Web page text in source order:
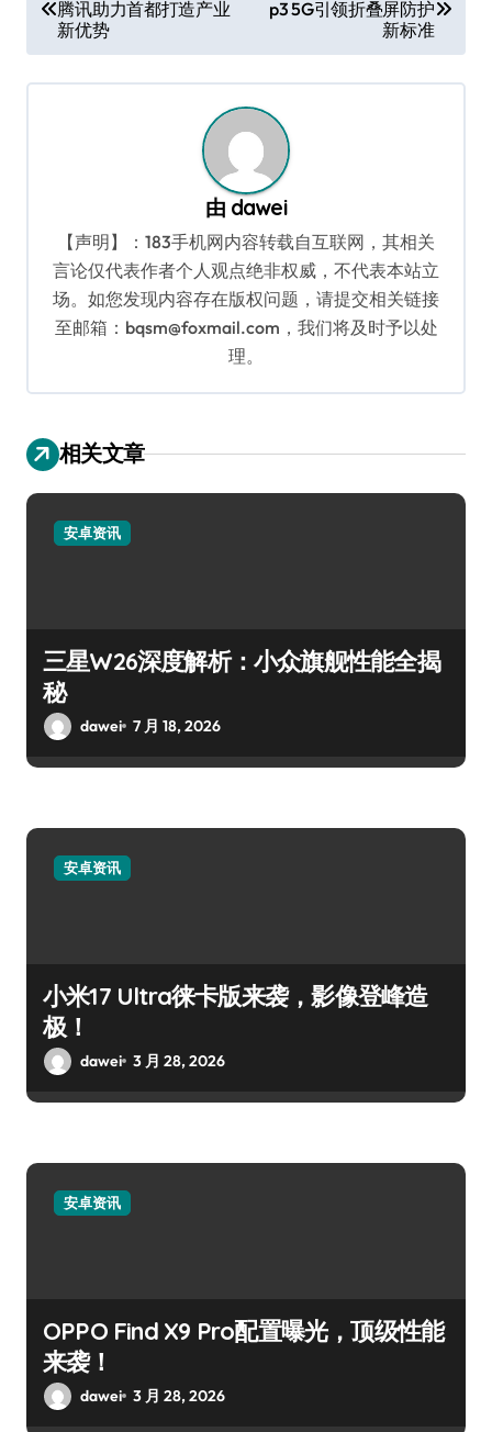
章
导
航
腾讯助力首都打造产业
新优势
p3 5G引领折叠屏防护
新标准
由 dawei
【声明】：183手机网内容转载自互联网，其相关
言论仅代表作者个人观点绝非权威，不代表本站立
场。如您发现内容存在版权问题，请提交相关链接
至邮箱：bqsm@foxmail.com，我们将及时予以处
理。
相关文章
安卓资讯
三星W26深度解析：小众旗舰性能全揭
秘
dawei 7 月 18, 2026
安卓资讯
小米17 Ultra徕卡版来袭，影像登峰造
极！
dawei 3 月 28, 2026
安卓资讯
OPPO Find X9 Pro配置曝光，顶级性能
来袭！
dawei 3 月 28, 2026